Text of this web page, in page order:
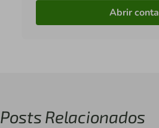
Abrir conta
Posts Relacionados